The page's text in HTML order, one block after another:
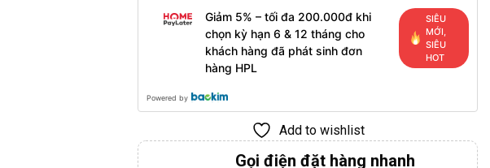
Giảm 5% – tối đa 200.000đ khi
chọn kỳ hạn 6 & 12 tháng cho
khách hàng đã phát sinh đơn
hàng HPL
SIÊU
MỚI,
SIÊU
HOT
Powered by
Add to wishlist
Gọi điện đặt hàng nhanh